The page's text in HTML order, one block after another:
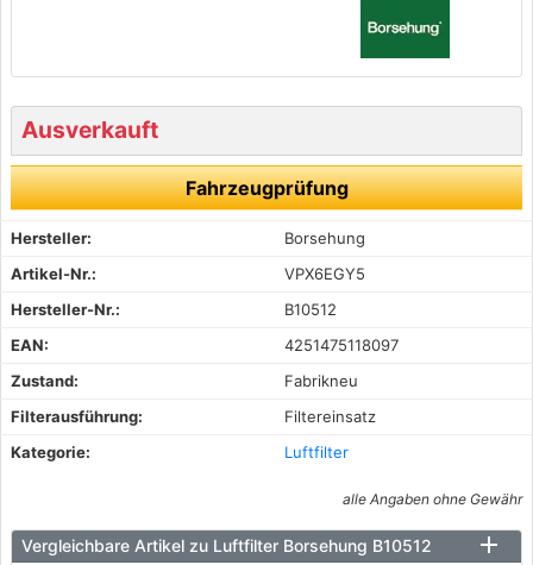
Ausverkauft
Fahrzeugprüfung
Hersteller:
Borsehung
Artikel-Nr.:
VPX6EGY5
Hersteller-Nr.:
B10512
EAN:
4251475118097
Zustand:
Fabrikneu
Filterausführung:
Filtereinsatz
Kategorie:
Luftfilter
alle Angaben ohne Gewähr
Vergleichbare Artikel zu Luftfilter Borsehung B10512